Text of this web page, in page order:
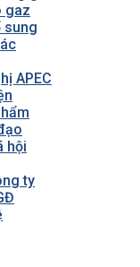
gaz
sung
APEC
hội
ty